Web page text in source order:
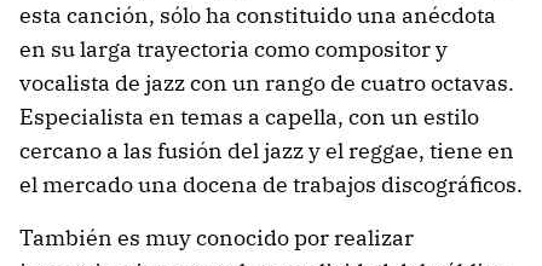
esta canción, sólo ha constituido una anécdota
en su larga trayectoria como compositor y
vocalista de jazz con un rango de cuatro octavas.
Especialista en temas a capella, con un estilo
cercano a las fusión del jazz y el reggae, tiene en
el mercado una docena de trabajos discográficos.
También es muy conocido por realizar